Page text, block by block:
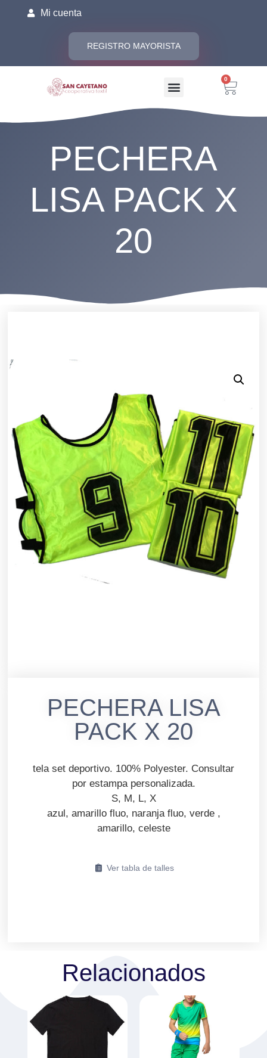
Mi cuenta
REGISTRO MAYORISTA
0
PECHERA
LISA PACK X
20
PECHERA LISA
PACK X 20
tela set deportivo. 100% Polyester. Consultar
por estampa personalizada.
S, M, L, X
azul, amarillo fluo, naranja fluo, verde ,
amarillo, celeste
Ver tabla de talles
Relacionados